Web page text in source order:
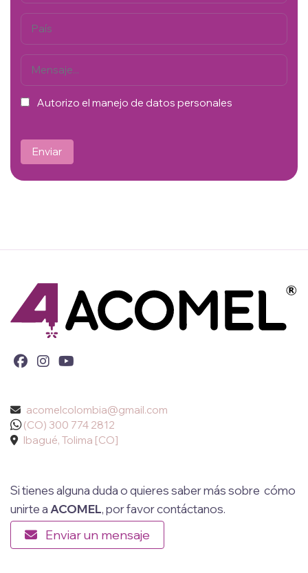
Autorizo el manejo de datos personales
Enviar
acomelcolombia@gmail.com
(CO) 300 774 2812
Ibagué, Tolima [CO]
Si tienes alguna duda o quieres saber más sobre cómo
unirte a ACOMEL, por favor contáctanos.
Enviar un mensaje